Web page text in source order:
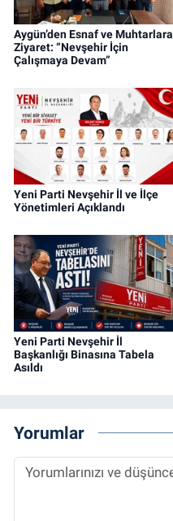
Aygün’den Esnaf ve Muhtarlara
Ziyaret: “Nevşehir İçin
Çalışmaya Devam”
Yeni Parti Nevşehir İl ve İlçe
Yönetimleri Açıklandı
Yeni Parti Nevşehir İl
Başkanlığı Binasına Tabela
Asıldı
Yorumlar